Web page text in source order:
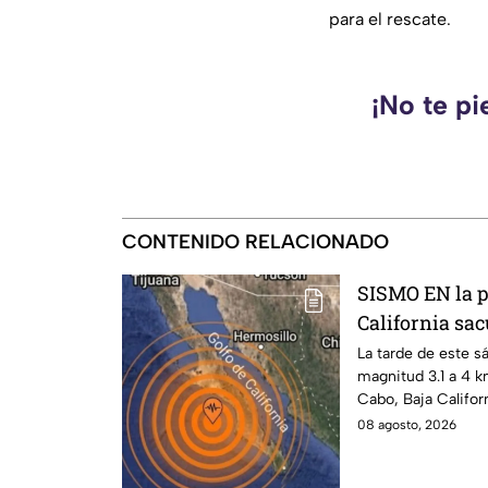
para el rescate.
¡No te
CONTENIDO RELACIONADO
SISMO EN la
California
La tarde de este
magnitud 3.1 a 4
Cabo, Baja
08 agosto, 2026